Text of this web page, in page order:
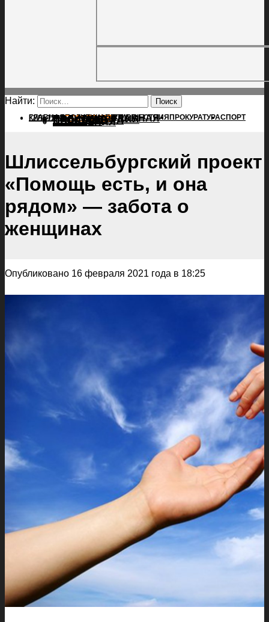
Найти:
ГЛАВНАЯПОЛИТИКАПРОИСШЕСТВИЯ ПРОКУРАТУРАСПОРТ
КУЛЬТУРАПОСЕЛЕНИЯГЛАВНАЯ
ПОЛИТИКА
ПРОИСШЕСТВИЯ
ПРОКУРАТУРА
СПОРТ
КУЛЬТУРА
ПОСЕЛЕНИЯ
Шлиссельбургский проект
«Помощь есть, и она
рядом» — забота о
женщинах
Опубликовано 16 февраля 2021 года в 18:25